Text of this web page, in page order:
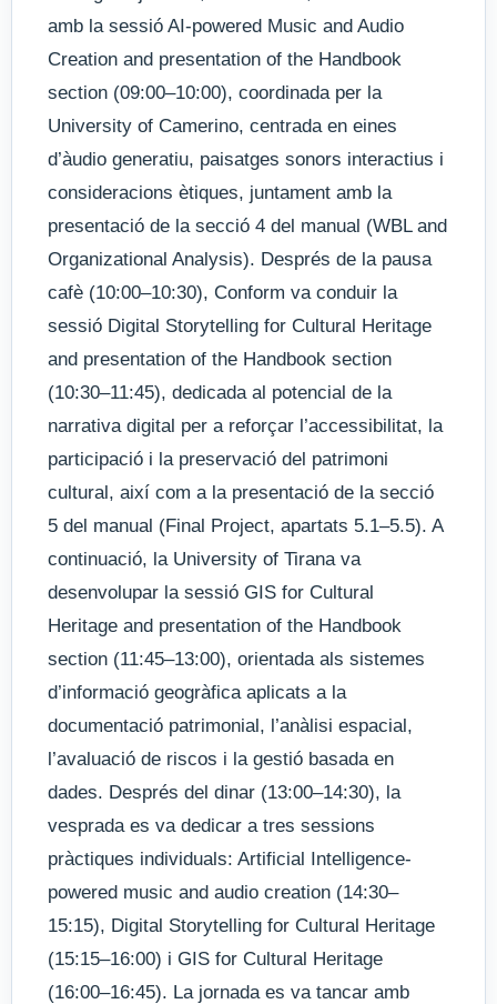
amb la sessió AI-powered Music and Audio
Creation and presentation of the Handbook
section (09:00–10:00), coordinada per la
University of Camerino, centrada en eines
d’àudio generatiu, paisatges sonors interactius i
consideracions ètiques, juntament amb la
presentació de la secció 4 del manual (WBL and
Organizational Analysis). Després de la pausa
cafè (10:00–10:30), Conform va conduir la
sessió Digital Storytelling for Cultural Heritage
and presentation of the Handbook section
(10:30–11:45), dedicada al potencial de la
narrativa digital per a reforçar l’accessibilitat, la
participació i la preservació del patrimoni
cultural, així com a la presentació de la secció
5 del manual (Final Project, apartats 5.1–5.5). A
continuació, la University of Tirana va
desenvolupar la sessió GIS for Cultural
Heritage and presentation of the Handbook
section (11:45–13:00), orientada als sistemes
d’informació geogràfica aplicats a la
documentació patrimonial, l’anàlisi espacial,
l’avaluació de riscos i la gestió basada en
dades. Després del dinar (13:00–14:30), la
vesprada es va dedicar a tres sessions
pràctiques individuals: Artificial Intelligence-
powered music and audio creation (14:30–
15:15), Digital Storytelling for Cultural Heritage
(15:15–16:00) i GIS for Cultural Heritage
(16:00–16:45). La jornada es va tancar amb